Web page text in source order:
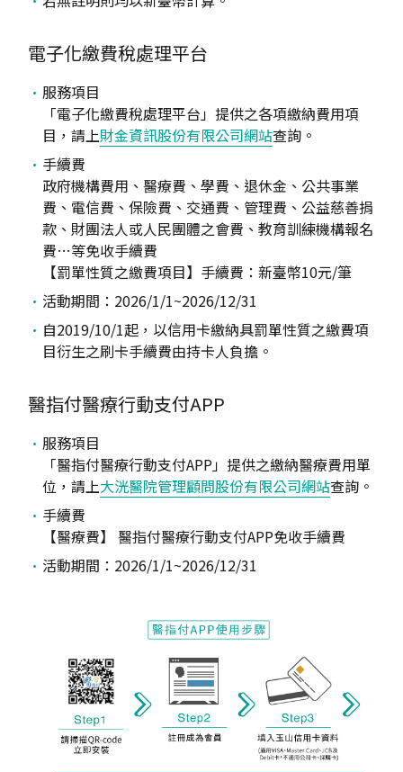
電子化繳費稅處理平台
服務項目
「電子化繳費稅處理平台」提供之各項繳納費用項
目，請上財金資訊股份有限公司網站查詢。
手續費
政府機構費用、醫療費、學費、退休金、公共事業
費、電信費、保險費、交通費、管理費、公益慈善捐
款、財團法人或人民團體之會費、教育訓練機構報名
費…等免收手續費
【罰單性質之繳費項目】手續費：新臺幣10元/筆
活動期間：2026/1/1~2026/12/31
自2019/10/1起，以信用卡繳納具罰單性質之繳費項
目衍生之刷卡手續費由持卡人負擔。
醫指付醫療行動支付APP
服務項目
「醫指付醫療行動支付APP」提供之繳納醫療費用單
位，請上大洸醫院管理顧問股份有限公司網站查詢。
手續費
【醫療費】 醫指付醫療行動支付APP免收手續費
活動期間：2026/1/1~2026/12/31